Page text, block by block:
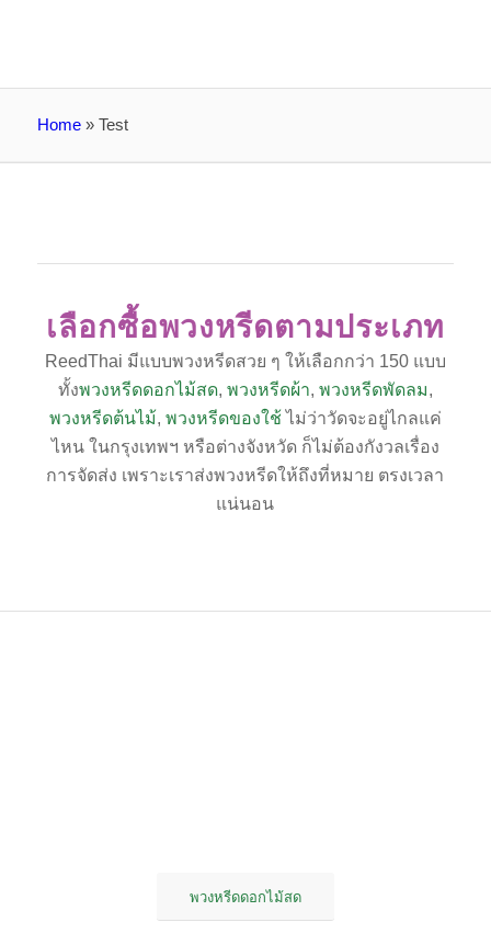
Home» Test
เลือกซื้อพวงหรีดตามประเภท
ReedThai มีแบบพวงหรีดสวย ๆ ให้เลือกกว่า 150 แบบ
ทั้งพวงหรีดดอกไม้สด, พวงหรีดผ้า, พวงหรีดพัดลม,
พวงหรีดต้นไม้, พวงหรีดของใช้ ไม่ว่าวัดจะอยู่ไกลแค่
ไหน ในกรุงเทพฯ หรือต่างจังหวัด ก็ไม่ต้องกังวลเรื่อง
การจัดส่ง เพราะเราส่งพวงหรีดให้ถึงที่หมาย ตรงเวลา
แน่นอน
พวงหรีดดอกไม้สด